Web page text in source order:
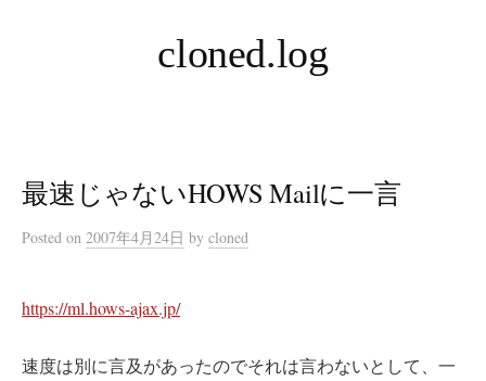
ス
ッ
cloned.log
最速じゃないHOWS Mailに一言
Posted on 2007年4月24日 by cloned
https://ml.hows-ajax.jp/
速度は別に言及があったのでそれは言わないとして、一